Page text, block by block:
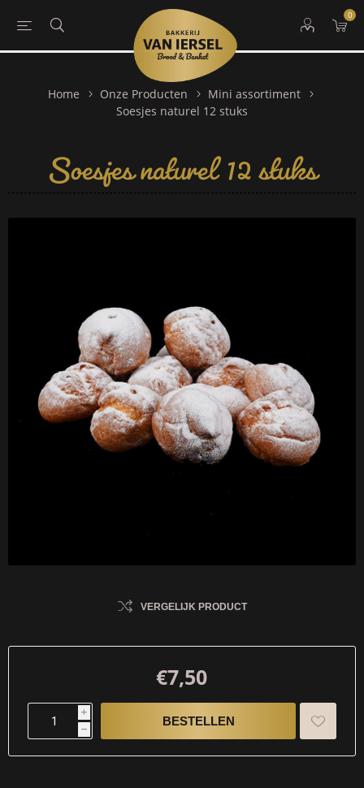
0
Home Onze Producten
Mini assortiment
Soesjes naturel 12 stuks
Soesjes naturel 12 stuks
VERGELIJK PRODUCT
€7,50
i
h